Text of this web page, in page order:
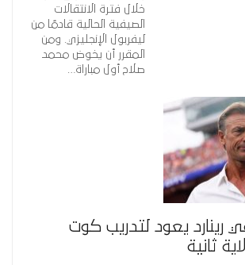
خلال فترة الانتقالات
الصيفية الحالية قادمًا من
ليفربول الإنجليزي. ومن
المقرر أن يخوض محمد
صلاح أول مباراة…
رينارد يعود لتدريب كوت
ثانية